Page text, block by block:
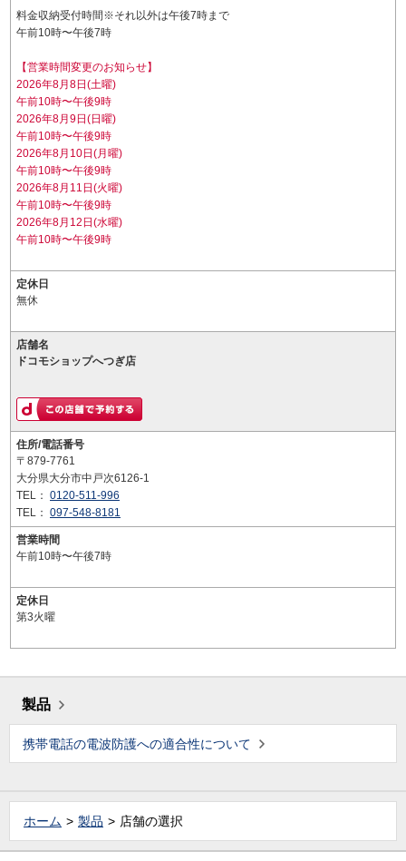
料金収納受付時間※それ以外は午後7時まで
午前10時〜午後7時
【営業時間変更のお知らせ】
2026年8月8日(土曜)
午前10時〜午後9時
2026年8月9日(日曜)
午前10時〜午後9時
2026年8月10日(月曜)
午前10時〜午後9時
2026年8月11日(火曜)
午前10時〜午後9時
2026年8月12日(水曜)
午前10時〜午後9時
定休日
無休
店舗名
ドコモショップへつぎ店
住所/電話番号
〒879-7761
大分県大分市中戸次6126-1
TEL： 0120-511-996
TEL： 097-548-8181
営業時間
午前10時〜午後7時
定休日
第3火曜
製品
携帯電話の電波防護への適合性について
ホーム 製品 店舗の選択